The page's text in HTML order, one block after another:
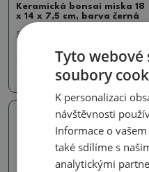
Keramická bonsai miska 18
x 14 x 7,5 cm, barva černá
SKU:
290 Kč
Tyto
soubory
K personalizaci
návštěvnosti
Informace o
také sdílíme s
analytickými